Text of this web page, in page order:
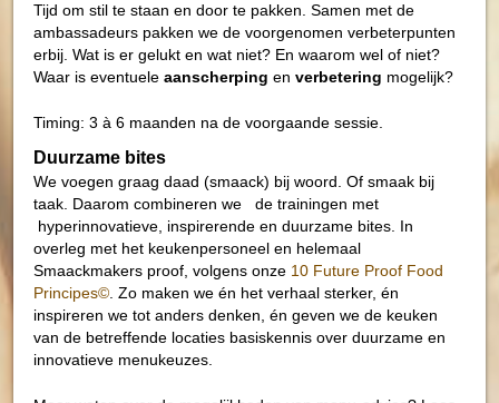
Tijd om stil te staan en door te pakken. Samen met de
ambassadeurs pakken we de voorgenomen verbeterpunten
erbij. Wat is er gelukt en wat niet? En waarom wel of niet?
Waar is eventuele aanscherping en verbetering mogelijk?
Timing: 3 à 6 maanden na de voorgaande sessie.
Duurzame bites
We voegen graag daad (smaack) bij woord. Of smaak bij
taak. Daarom combineren we de trainingen met
hyperinnovatieve, inspirerende en duurzame bites. In
overleg met het keukenpersoneel en helemaal
Smaackmakers proof, volgens onze 10 Future Proof Food
Principes©. Zo maken we én het verhaal sterker, én
inspireren we tot anders denken, én geven we de keuken
van de betreffende locaties basiskennis over duurzame en
innovatieve menukeuzes.